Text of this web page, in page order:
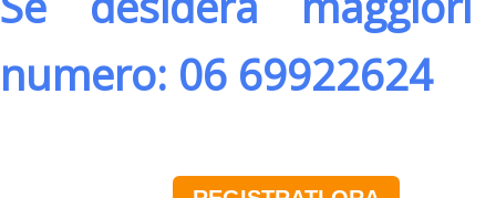
numero: 06 69922624